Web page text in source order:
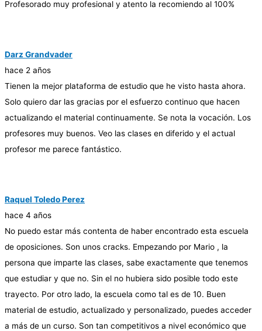
Profesorado muy profesional y atento la recomiendo al 100%
Darz Grandvader
hace 2 años
Tienen la mejor plataforma de estudio que he visto hasta ahora.
Solo quiero dar las gracias por el esfuerzo continuo que hacen
actualizando el material continuamente. Se nota la vocación. Los
profesores muy buenos. Veo las clases en diferido y el actual
profesor me parece fantástico.
Raquel Toledo Perez
hace 4 años
No puedo estar más contenta de haber encontrado esta escuela
de oposiciones. Son unos cracks. Empezando por Mario , la
persona que imparte las clases, sabe exactamente que tenemos
que estudiar y que no. Sin el no hubiera sido posible todo este
trayecto. Por otro lado, la escuela como tal es de 10. Buen
material de estudio, actualizado y personalizado, puedes acceder
a más de un curso. Son tan competitivos a nivel económico que